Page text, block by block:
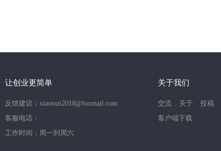
让创业更简单
反馈建议：xiaotuzi2018@foxmail.com
客服电话：
工作时间：周一到周六
关于我们
交流 关于
投稿
客户端下载